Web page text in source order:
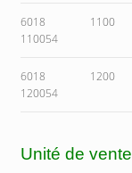
6018
110054
1100
6018
120054
1200
Unité de